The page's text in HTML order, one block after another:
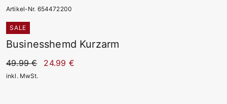
Artikel-Nr. 654472200
SALE
Businesshemd Kurzarm
49.99 € 24.99 €
inkl. MwSt.